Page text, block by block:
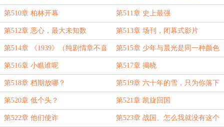
第510章 柏林开幕 第511章 史上最强
第512章 恶心，最大未知数 第513章 场刊，闭幕式影片
第514章 《1939》（纯剧情章不喜
勿订）
第515章 少年与晨光是同一种颜色
第516章 小瞧谁呢 第517章 揭晓
第518章 档期放哪？ 第519章 六十年的雪，只为你落下
第520章 低个头？ 第521章 凯旋回国
第522章 他们使诈 第523章 战国、怎么我就没有这个